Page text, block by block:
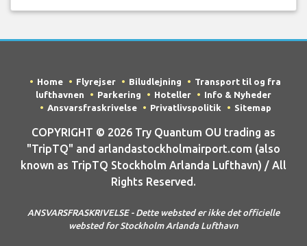
Home Flyrejser Biludlejning
Transport til og fra
lufthavnen
Parkering Hoteller
Info & Nyheder
Ansvarsfraskrivelse
Privatlivspolitik Sitemap
COPYRIGHT © 2026 Try Quantum OU trading as
"TripTQ" and arlandastockholmairport.com (also
known as TripTQ Stockholm Arlanda Lufthavn) / All
Rights Reserved.
ANSVARSFRASKRIVELSE - Dette websted er ikke det officielle
websted for Stockholm Arlanda Lufthavn